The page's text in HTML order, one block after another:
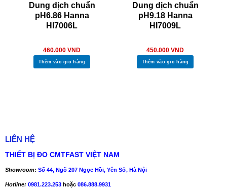
Dung dịch chuẩn
pH6.86 Hanna
HI7006L
460.000 VND
Thêm vào giỏ hàng
Dung dịch chuẩn
pH9.18 Hanna
HI7009L
450.000 VND
Thêm vào giỏ hàng
LIÊN HỆ
THIẾT BỊ ĐO CMTFAST VIỆT NAM
Showroom: Số 44, Ngõ 207 Ngọc Hồi, Yên Sở, Hà Nội
Hotline: 0981.223.253 hoặc086.888.9931